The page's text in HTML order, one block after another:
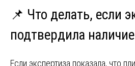
📌 Что делать, если
подтвердила
Если экспертиза показала, что